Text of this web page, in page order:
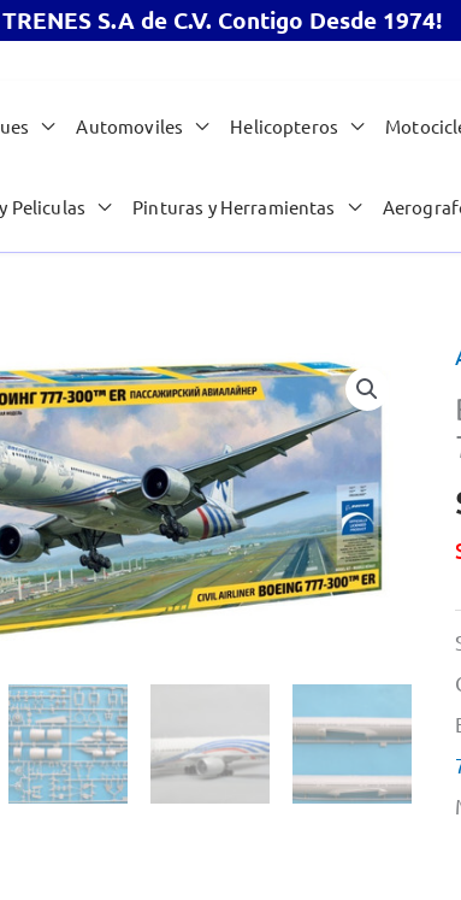
TRENES S.A de C.V. Contigo Desde 1974!
Automoviles Helicopteros
Peliculas Pinturas y Herramientas